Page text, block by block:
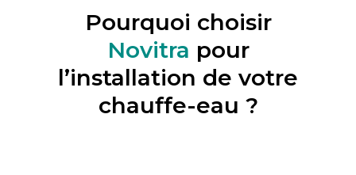
Pourquoi choisir
Novitra pour
l’installation de votre
chauffe-eau ?